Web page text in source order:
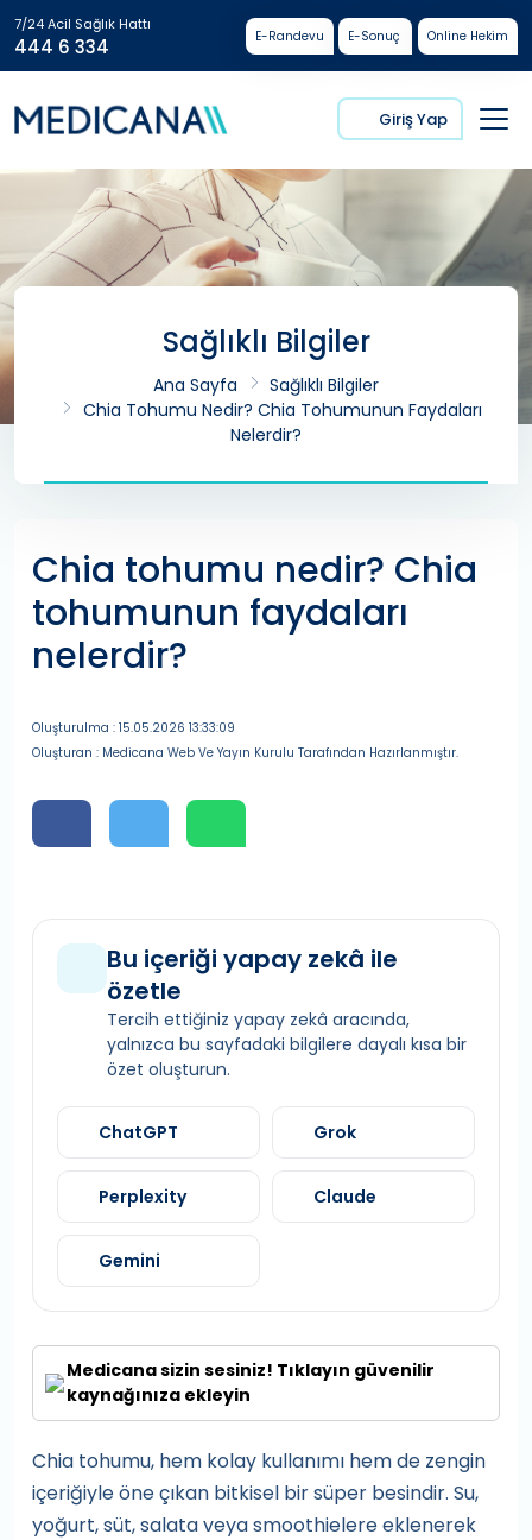
7/24 Acil Sağlık Hattı
444 6 334 E-Randevu E-Sonuç Online Hekim
Giriş Yap
Sağlıklı Bilgiler
Ana Sayfa
Sağlıklı Bilgiler
Chia Tohumu Nedir? Chia Tohumunun Faydaları
Nelerdir?
Chia tohumu nedir? Chia
tohumunun faydaları
nelerdir?
Oluşturulma : 15.05.2026 13:33:09
Oluşturan : Medicana Web Ve Yayın Kurulu Tarafından Hazırlanmıştır.
Bu içeriği yapay zekâ ile
özetle
Tercih ettiğiniz yapay zekâ aracında,
yalnızca bu sayfadaki bilgilere dayalı kısa bir
özet oluşturun.
ChatGPT Grok
Perplexity Claude
Gemini
Medicana sizin sesiniz! Tıklayın güvenilir
kaynağınıza ekleyin
Chia tohumu, hem kolay kullanımı hem de zengin
içeriğiyle öne çıkan bitkisel bir süper besindir. Su,
yoğurt, süt, salata veya smoothielere eklenerek